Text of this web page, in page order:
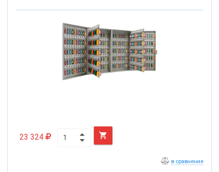
23 324 
в сравнение